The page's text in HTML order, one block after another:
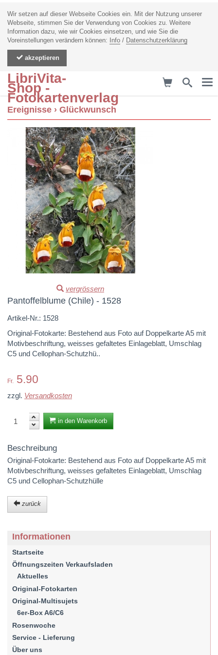
Wir setzen auf dieser Webseite Cookies ein. Mit der Nutzung unserer
Webseite, stimmen Sie der Verwendung von Cookies zu. Weitere
Information dazu, wie wir Cookies einsetzen, und wie Sie die
Voreinstellungen verändern können:
Info / Datenschutzerklärung
akzeptieren
LibriVita-
Shop -
Fotokartenverlag
zurück
Hochzeit
Geburt
Glückwunsch
Ereignisse › Glückwunsch
vergrössern
Pantoffelblume (Chile) - 1528
Artikel-Nr.: 1528
Original-Fotokarte: Bestehend aus Foto auf Doppelkarte A5 mit
Motivbeschriftung, weisses gefaltetes Einlageblatt, Umschlag
C5 und Cellophan-Schutzhü..
Fr. 5.90
zzgl. Versandkosten
in den Warenkorb
Beschreibung
Original-Fotokarte: Bestehend aus Foto auf Doppelkarte A5 mit
Motivbeschriftung, weisses gefaltetes Einlageblatt, Umschlag
C5 und Cellophan-Schutzhülle
zurück
Informationen
Startseite
Öffnungszeiten Verkaufsladen
Aktuelles
Original-Fotokarten
Original-Multisujets
6er-Box A6/C6
Rosenwoche
Service - Lieferung
Über uns